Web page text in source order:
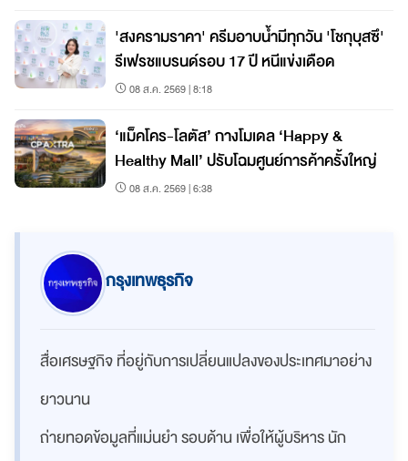
'สงครามราคา' ครีมอาบน้ำมีทุกวัน 'โชกุบุสซึ'
รีเฟรชแบรนด์รอบ 17 ปี หนีแข่งเดือด
08 ส.ค. 2569 | 8:18
‘แม็คโคร-โลตัส’ กางโมเดล ‘Happy &
Healthy Mall’ ปรับโฉมศูนย์การค้าครั้งใหญ่
08 ส.ค. 2569 | 6:38
กรุงเทพธุรกิจ
สื่อเศรษฐกิจ ที่อยู่กับการเปลี่ยนแปลงของประเทศมาอย่าง
ยาวนาน
ถ่ายทอดข้อมูลที่แม่นยำ รอบด้าน เพื่อให้ผู้บริหาร นัก